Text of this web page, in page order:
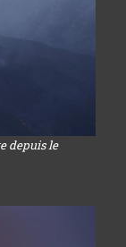
depuis le